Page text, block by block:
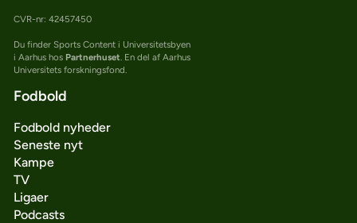
CVR-nr: 42457450
Du finder Sports Content i Universitetsbyen
i Aarhus hos Partnerhuset. En del af Aarhus
Universitets forskningsfond.
Fodbold
Fodbold nyheder
Seneste nyt
Kampe
TV
Ligaer
Podcasts